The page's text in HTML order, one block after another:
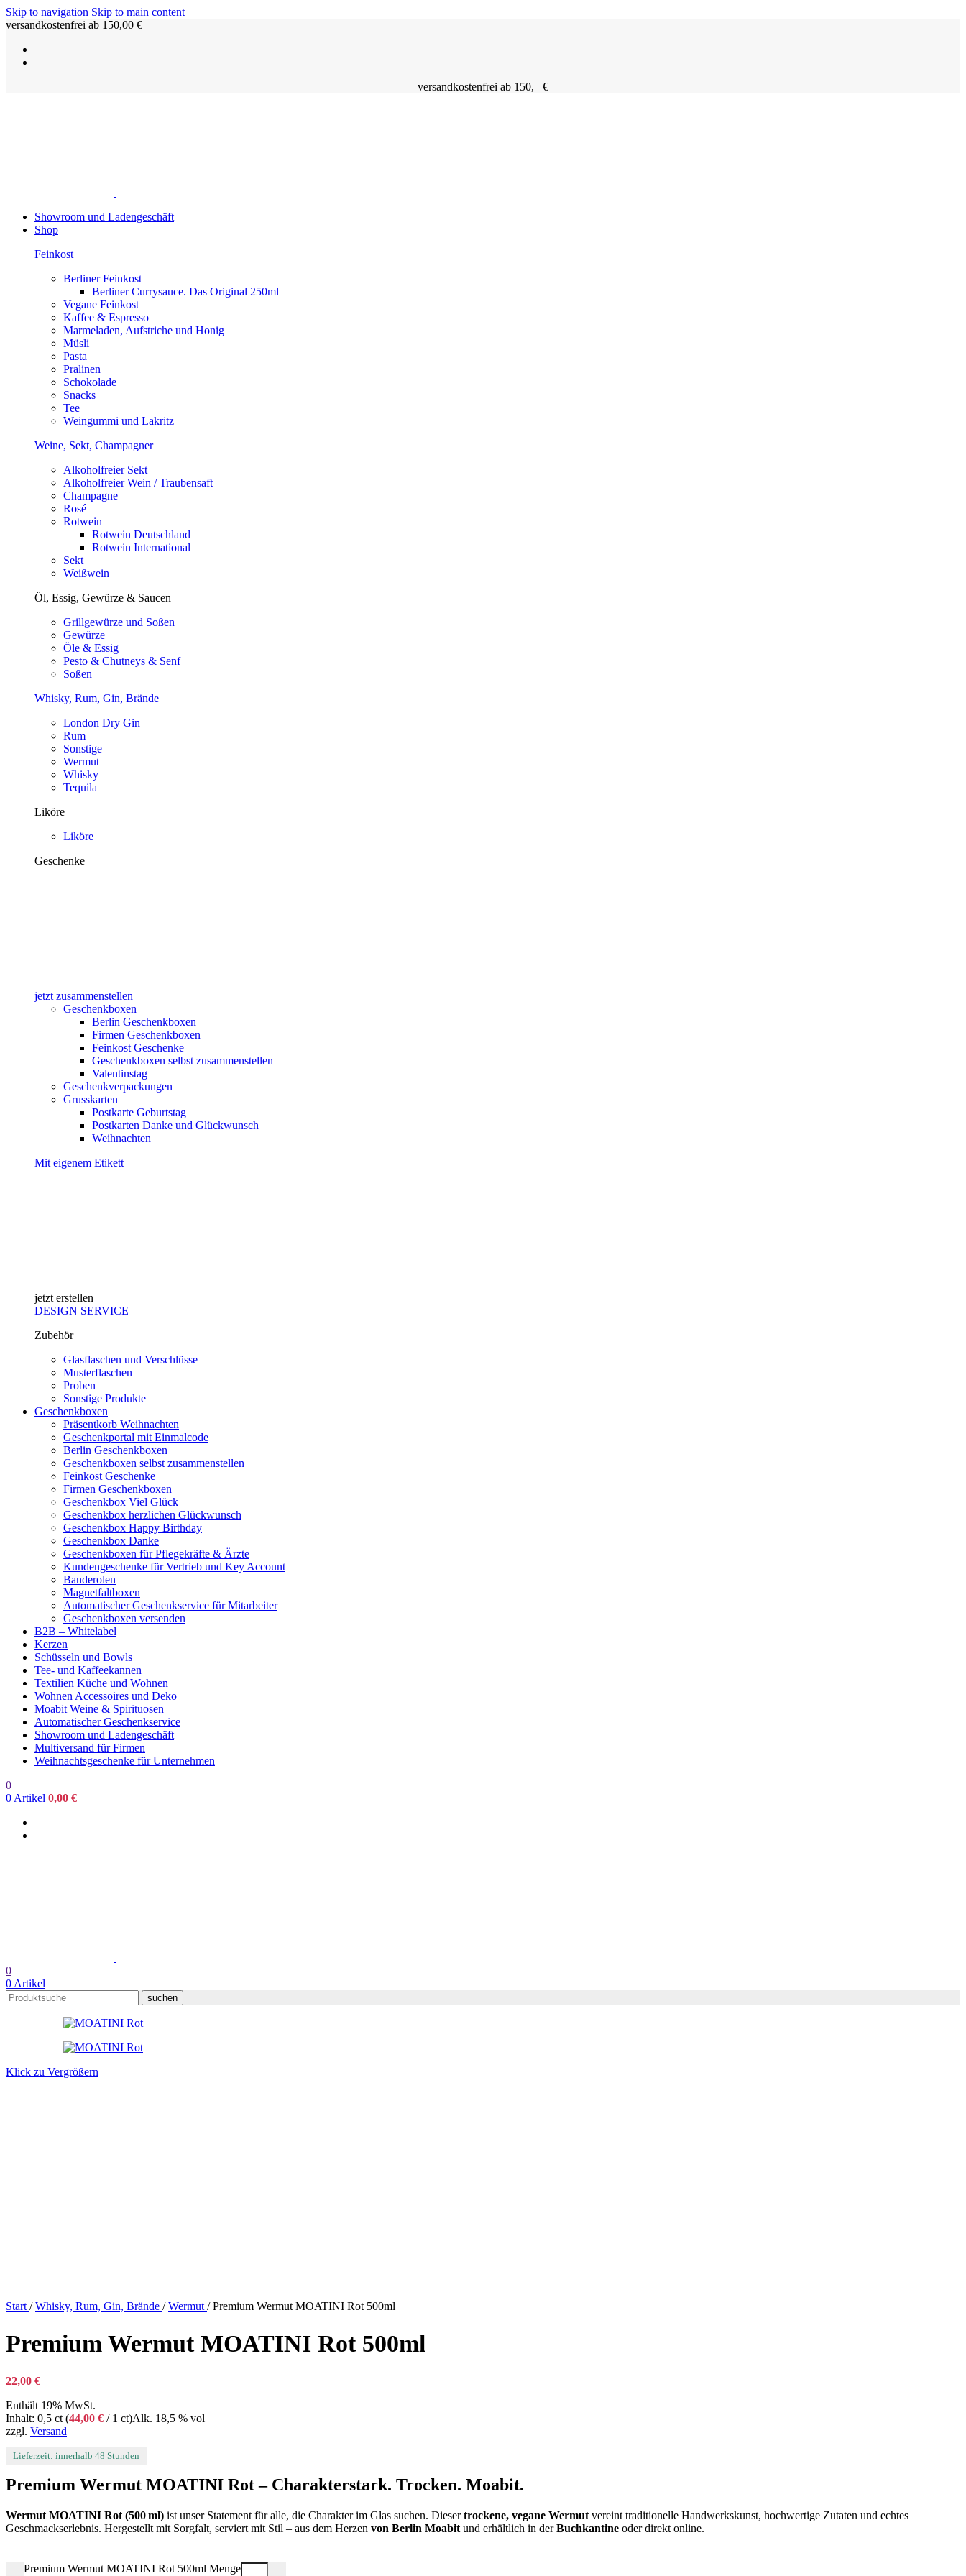
Skip to navigation Skip to main content
versandkostenfrei ab 150,00 €
versandkostenfrei ab 150,– €
Showroom und Ladengeschäft
Shop
Feinkost
Berliner Feinkost
Berliner Currysauce. Das Original 250ml
Vegane Feinkost
Kaffee & Espresso
Marmeladen, Aufstriche und Honig
Müsli
Pasta
Pralinen
Schokolade
Snacks
Tee
Weingummi und Lakritz
Weine, Sekt, Champagner
Alkoholfreier Sekt
Alkoholfreier Wein / Traubensaft
Champagne
Rosé
Rotwein
Rotwein Deutschland
Rotwein International
Sekt
Weißwein
Öl, Essig, Gewürze & Saucen
Grillgewürze und Soßen
Gewürze
Öle & Essig
Pesto & Chutneys & Senf
Soßen
Whisky, Rum, Gin, Brände
London Dry Gin
Rum
Sonstige
Wermut
Whisky
Tequila
Liköre
Liköre
Geschenke
jetzt zusammenstellen
Geschenkboxen
Berlin Geschenkboxen
Firmen Geschenkboxen
Feinkost Geschenke
Geschenkboxen selbst zusammenstellen
Valentinstag
Geschenkverpackungen
Grusskarten
Postkarte Geburtstag
Postkarten Danke und Glückwunsch
Weihnachten
Mit eigenem Etikett
jetzt erstellen
DESIGN SERVICE
Zubehör
Glasflaschen und Verschlüsse
Musterflaschen
Proben
Sonstige Produkte
Geschenkboxen
Präsentkorb Weihnachten
Geschenkportal mit Einmalcode
Berlin Geschenkboxen
Geschenkboxen selbst zusammenstellen
Feinkost Geschenke
Firmen Geschenkboxen
Geschenkbox Viel Glück
Geschenkbox herzlichen Glückwunsch
Geschenkbox Happy Birthday
Geschenkbox Danke
Geschenkboxen für Pflegekräfte & Ärzte
Kundengeschenke für Vertrieb und Key Account
Banderolen
Magnetfaltboxen
Automatischer Geschenkservice für Mitarbeiter
Geschenkboxen versenden
B2B – Whitelabel
Kerzen
Schüsseln und Bowls
Tee- und Kaffeekannen
Textilien Küche und Wohnen
Wohnen Accessoires und Deko
Moabit Weine & Spirituosen
Automatischer Geschenkservice
Showroom und Ladengeschäft
Multiversand für Firmen
Weihnachtsgeschenke für Unternehmen
0
0 Artikel 0,00 €
0
0 Artikel
suchen
Klick zu Vergrößern
Start / Whisky, Rum, Gin, Brände / Wermut / Premium Wermut MOATINI Rot 500ml
Premium Wermut MOATINI Rot 500ml
22,00 €
Enthält 19% MwSt.
Inhalt: 0,5 ct (44,00 € / 1 ct)Alk. 18,5 % vol
zzgl. Versand
Lieferzeit: innerhalb 48 Stunden
Premium Wermut MOATINI Rot – Charakterstark. Trocken. Moabit.
Wermut MOATINI Rot (500 ml) ist unser Statement für alle, die Charakter im Glas suchen. Diesertrockene, vegane Wermut vereint traditionelle Handwerkskunst, hochwertige Zutaten und echtes
Geschmackserlebnis. Hergestellt mit Sorgfalt, serviert mit Stil – aus dem Herzen von Berlin Moabit und erhältlich in derBuchkantine oder direkt online.
Premium Wermut MOATINI Rot 500ml Menge